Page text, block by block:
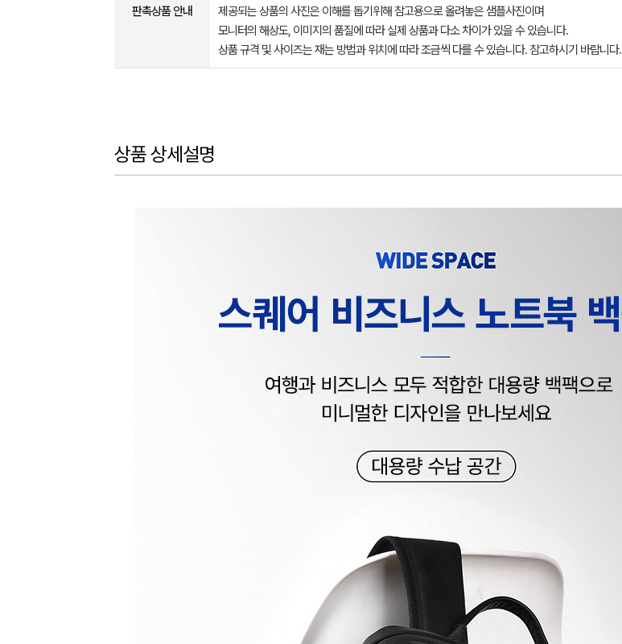
판촉상품 안내
제공되는 상품의 사진은 이해를 돕기위해 참고용으로 올려놓은 샘플사진이며
모니터의 해상도, 이미지의 품질에 따라 실제 상품과 다소 차이가 있을 수 있습니다.
상품 규격 및 사이즈는 재는 방법과 위치에 따라 조금씩 다를 수 있습니다. 참고하시기 바랍니다.
상품 상세설명